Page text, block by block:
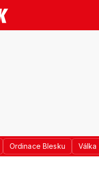
Ordinace Blesku Válka